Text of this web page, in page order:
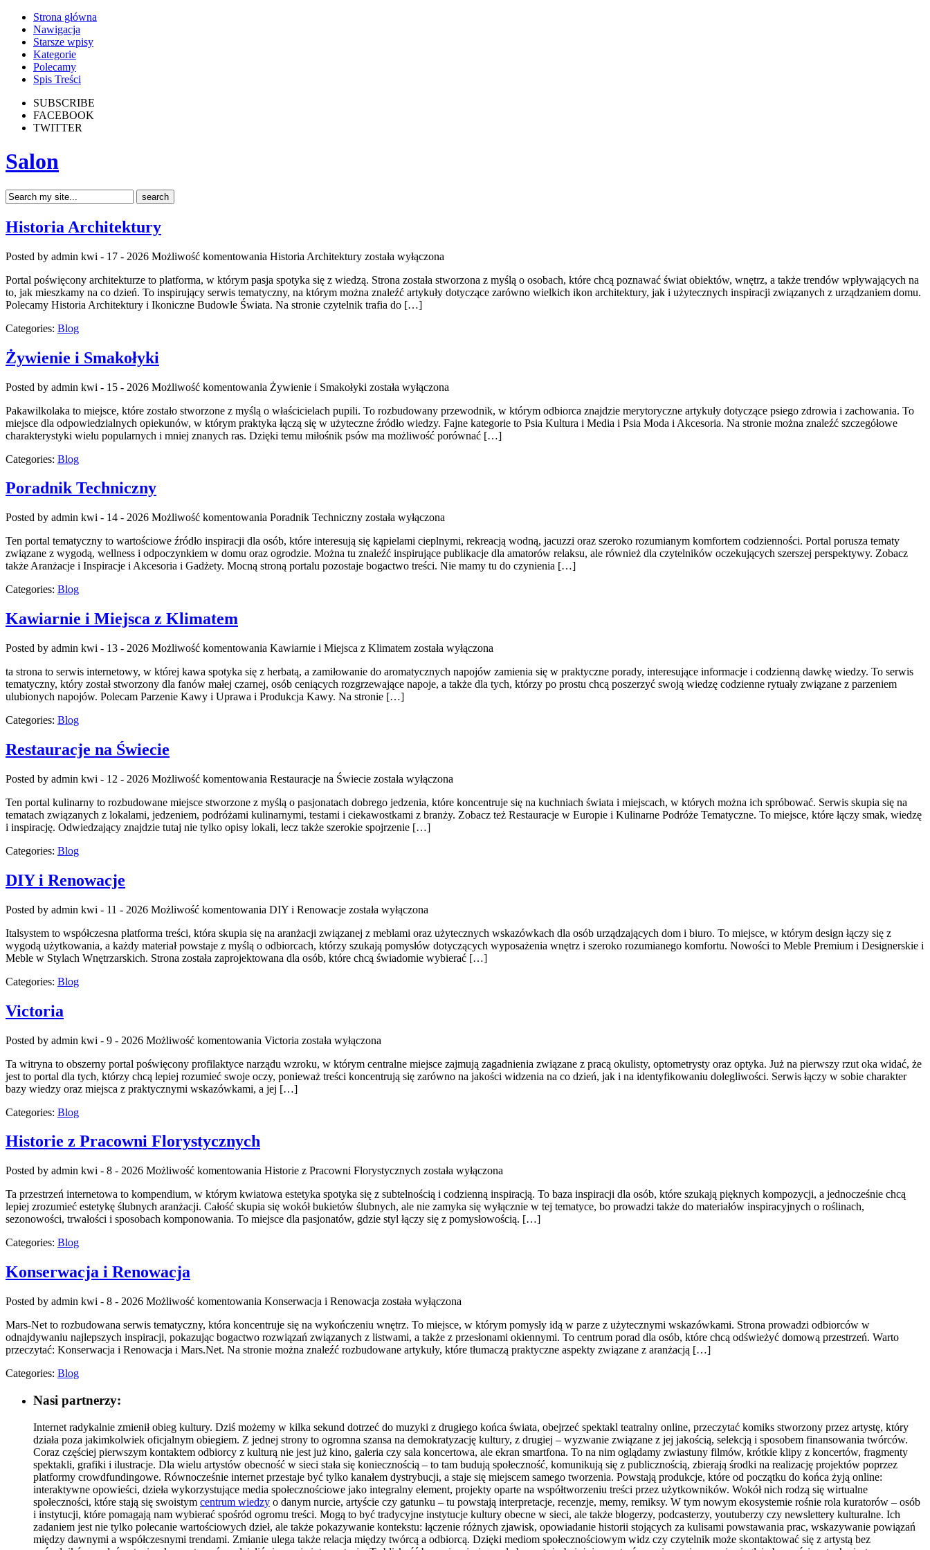
Strona główna
Nawigacja
Starsze wpisy
Kategorie
Polecamy
Spis Treści
SUBSCRIBE
FACEBOOK
TWITTER
Salon
Historia Architektury
Posted by admin kwi - 17 - 2026 Możliwość komentowania Historia Architektury została wyłączona
Portal poświęcony architekturze to platforma, w którym pasja spotyka się z wiedzą. Strona została stworzona z myślą o osobach, które chcą poznawać świat obiektów, wnętrz, a także trendów wpływających na
to, jak mieszkamy na co dzień. To inspirujący serwis tematyczny, na którym można znaleźć artykuły dotyczące zarówno wielkich ikon architektury, jak i użytecznych inspiracji związanych z urządzaniem domu.
Polecamy Historia Architektury i Ikoniczne Budowle Świata. Na stronie czytelnik trafia do […]
Categories: Blog
Żywienie i Smakołyki
Posted by admin kwi - 15 - 2026 Możliwość komentowania Żywienie i Smakołyki została wyłączona
Pakawilkolaka to miejsce, które zostało stworzone z myślą o właścicielach pupili. To rozbudowany przewodnik, w którym odbiorca znajdzie merytoryczne artykuły dotyczące psiego zdrowia i zachowania. To
miejsce dla odpowiedzialnych opiekunów, w którym praktyka łączą się w użyteczne źródło wiedzy. Fajne kategorie to Psia Kultura i Media i Psia Moda i Akcesoria. Na stronie można znaleźć szczegółowe
charakterystyki wielu popularnych i mniej znanych ras. Dzięki temu miłośnik psów ma możliwość porównać […]
Categories: Blog
Poradnik Techniczny
Posted by admin kwi - 14 - 2026 Możliwość komentowania Poradnik Techniczny została wyłączona
Ten portal tematyczny to wartościowe źródło inspiracji dla osób, które interesują się kąpielami cieplnymi, rekreacją wodną, jacuzzi oraz szeroko rozumianym komfortem codzienności. Portal porusza tematy
związane z wygodą, wellness i odpoczynkiem w domu oraz ogrodzie. Można tu znaleźć inspirujące publikacje dla amatorów relaksu, ale również dla czytelników oczekujących szerszej perspektywy. Zobacz
także Aranżacje i Inspiracje i Akcesoria i Gadżety. Mocną stroną portalu pozostaje bogactwo treści. Nie mamy tu do czynienia […]
Categories: Blog
Kawiarnie i Miejsca z Klimatem
Posted by admin kwi - 13 - 2026 Możliwość komentowania Kawiarnie i Miejsca z Klimatem została wyłączona
ta strona to serwis internetowy, w której kawa spotyka się z herbatą, a zamiłowanie do aromatycznych napojów zamienia się w praktyczne porady, interesujące informacje i codzienną dawkę wiedzy. To serwis
tematyczny, który został stworzony dla fanów małej czarnej, osób ceniących rozgrzewające napoje, a także dla tych, którzy po prostu chcą poszerzyć swoją wiedzę codzienne rytuały związane z parzeniem
ulubionych napojów. Polecam Parzenie Kawy i Uprawa i Produkcja Kawy. Na stronie […]
Categories: Blog
Restauracje na Świecie
Posted by admin kwi - 12 - 2026 Możliwość komentowania Restauracje na Świecie została wyłączona
Ten portal kulinarny to rozbudowane miejsce stworzone z myślą o pasjonatach dobrego jedzenia, które koncentruje się na kuchniach świata i miejscach, w których można ich spróbować. Serwis skupia się na
tematach związanych z lokalami, jedzeniem, podróżami kulinarnymi, testami i ciekawostkami z branży. Zobacz też Restauracje w Europie i Kulinarne Podróże Tematyczne. To miejsce, które łączy smak, wiedzę
i inspirację. Odwiedzający znajdzie tutaj nie tylko opisy lokali, lecz także szerokie spojrzenie […]
Categories: Blog
DIY i Renowacje
Posted by admin kwi - 11 - 2026 Możliwość komentowania DIY i Renowacje została wyłączona
Italsystem to współczesna platforma treści, która skupia się na aranżacji związanej z meblami oraz użytecznych wskazówkach dla osób urządzających dom i biuro. To miejsce, w którym design łączy się z
wygodą użytkowania, a każdy materiał powstaje z myślą o odbiorcach, którzy szukają pomysłów dotyczących wyposażenia wnętrz i szeroko rozumianego komfortu. Nowości to Meble Premium i Designerskie i
Meble w Stylach Wnętrzarskich. Strona została zaprojektowana dla osób, które chcą świadomie wybierać […]
Categories: Blog
Victoria
Posted by admin kwi - 9 - 2026 Możliwość komentowania Victoria została wyłączona
Ta witryna to obszerny portal poświęcony profilaktyce narządu wzroku, w którym centralne miejsce zajmują zagadnienia związane z pracą okulisty, optometrysty oraz optyka. Już na pierwszy rzut oka widać, że
jest to portal dla tych, którzy chcą lepiej rozumieć swoje oczy, ponieważ treści koncentrują się zarówno na jakości widzenia na co dzień, jak i na identyfikowaniu dolegliwości. Serwis łączy w sobie charakter
bazy wiedzy oraz miejsca z praktycznymi wskazówkami, a jej […]
Categories: Blog
Historie z Pracowni Florystycznych
Posted by admin kwi - 8 - 2026 Możliwość komentowania Historie z Pracowni Florystycznych została wyłączona
Ta przestrzeń internetowa to kompendium, w którym kwiatowa estetyka spotyka się z subtelnością i codzienną inspiracją. To baza inspiracji dla osób, które szukają pięknych kompozycji, a jednocześnie chcą
lepiej zrozumieć estetykę ślubnych aranżacji. Całość skupia się wokół bukietów ślubnych, ale nie zamyka się wyłącznie w tej tematyce, bo prowadzi także do materiałów inspiracyjnych o roślinach,
sezonowości, trwałości i sposobach komponowania. To miejsce dla pasjonatów, gdzie styl łączy się z pomysłowością. […]
Categories: Blog
Konserwacja i Renowacja
Posted by admin kwi - 8 - 2026 Możliwość komentowania Konserwacja i Renowacja została wyłączona
Mars-Net to rozbudowana serwis tematyczny, która koncentruje się na wykończeniu wnętrz. To miejsce, w którym pomysły idą w parze z użytecznymi wskazówkami. Strona prowadzi odbiorców w
odnajdywaniu najlepszych inspiracji, pokazując bogactwo rozwiązań związanych z listwami, a także z przesłonami okiennymi. To centrum porad dla osób, które chcą odświeżyć domową przestrzeń. Warto
przeczytać: Konserwacja i Renowacja i Mars.Net. Na stronie można znaleźć rozbudowane artykuły, które tłumaczą praktyczne aspekty związane z aranżacją […]
Categories: Blog
Nasi partnerzy:
Internet radykalnie zmienił obieg kultury. Dziś możemy w kilka sekund dotrzeć do muzyki z drugiego końca świata, obejrzeć spektakl teatralny online, przeczytać komiks stworzony przez artystę, który
działa poza jakimkolwiek oficjalnym obiegiem. Z jednej strony to ogromna szansa na demokratyzację kultury, z drugiej – wyzwanie związane z jej jakością, selekcją i sposobem finansowania twórców.
Coraz częściej pierwszym kontaktem odbiorcy z kulturą nie jest już kino, galeria czy sala koncertowa, ale ekran smartfona. To na nim oglądamy zwiastuny filmów, krótkie klipy z koncertów, fragmenty
spektakli, grafiki i ilustracje. Dla wielu artystów obecność w sieci stała się koniecznością – to tam budują społeczność, komunikują się z publicznością, zbierają środki na realizację projektów poprzez
platformy crowdfundingowe. Równocześnie internet przestaje być tylko kanałem dystrybucji, a staje się miejscem samego tworzenia. Powstają produkcje, które od początku do końca żyją online:
interaktywne opowieści, dzieła wykorzystujące media społecznościowe jako integralny element, projekty oparte na współtworzeniu treści przez użytkowników. Wokół nich rodzą się wirtualne
społeczności, które stają się swoistym centrum wiedzy o danym nurcie, artyście czy gatunku – tu powstają interpretacje, recenzje, memy, remiksy. W tym nowym ekosystemie rośnie rola kuratorów – osób
i instytucji, które pomagają nam wybierać spośród ogromu treści. Mogą to być tradycyjne instytucje kultury obecne w sieci, ale także blogerzy, podcasterzy, youtuberzy czy newslettery kulturalne. Ich
zadaniem jest nie tylko polecanie wartościowych dzieł, ale także pokazywanie kontekstu: łączenie różnych zjawisk, opowiadanie historii stojących za kulisami powstawania prac, wskazywanie powiązań
między dawnymi a współczesnymi trendami. Zmianie ulega także relacja między twórcą a odbiorcą. Dzięki mediom społecznościowym widz czy czytelnik może skontaktować się z artystą bez